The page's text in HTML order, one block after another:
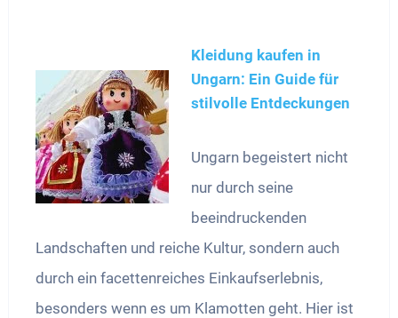
Kleidung kaufen in
Ungarn: Ein Guide für
stilvolle Entdeckungen
Ungarn begeistert nicht
nur durch seine
beeindruckenden
Landschaften und reiche Kultur, sondern auch
durch ein facettenreiches Einkaufserlebnis,
besonders wenn es um Klamotten geht. Hier ist